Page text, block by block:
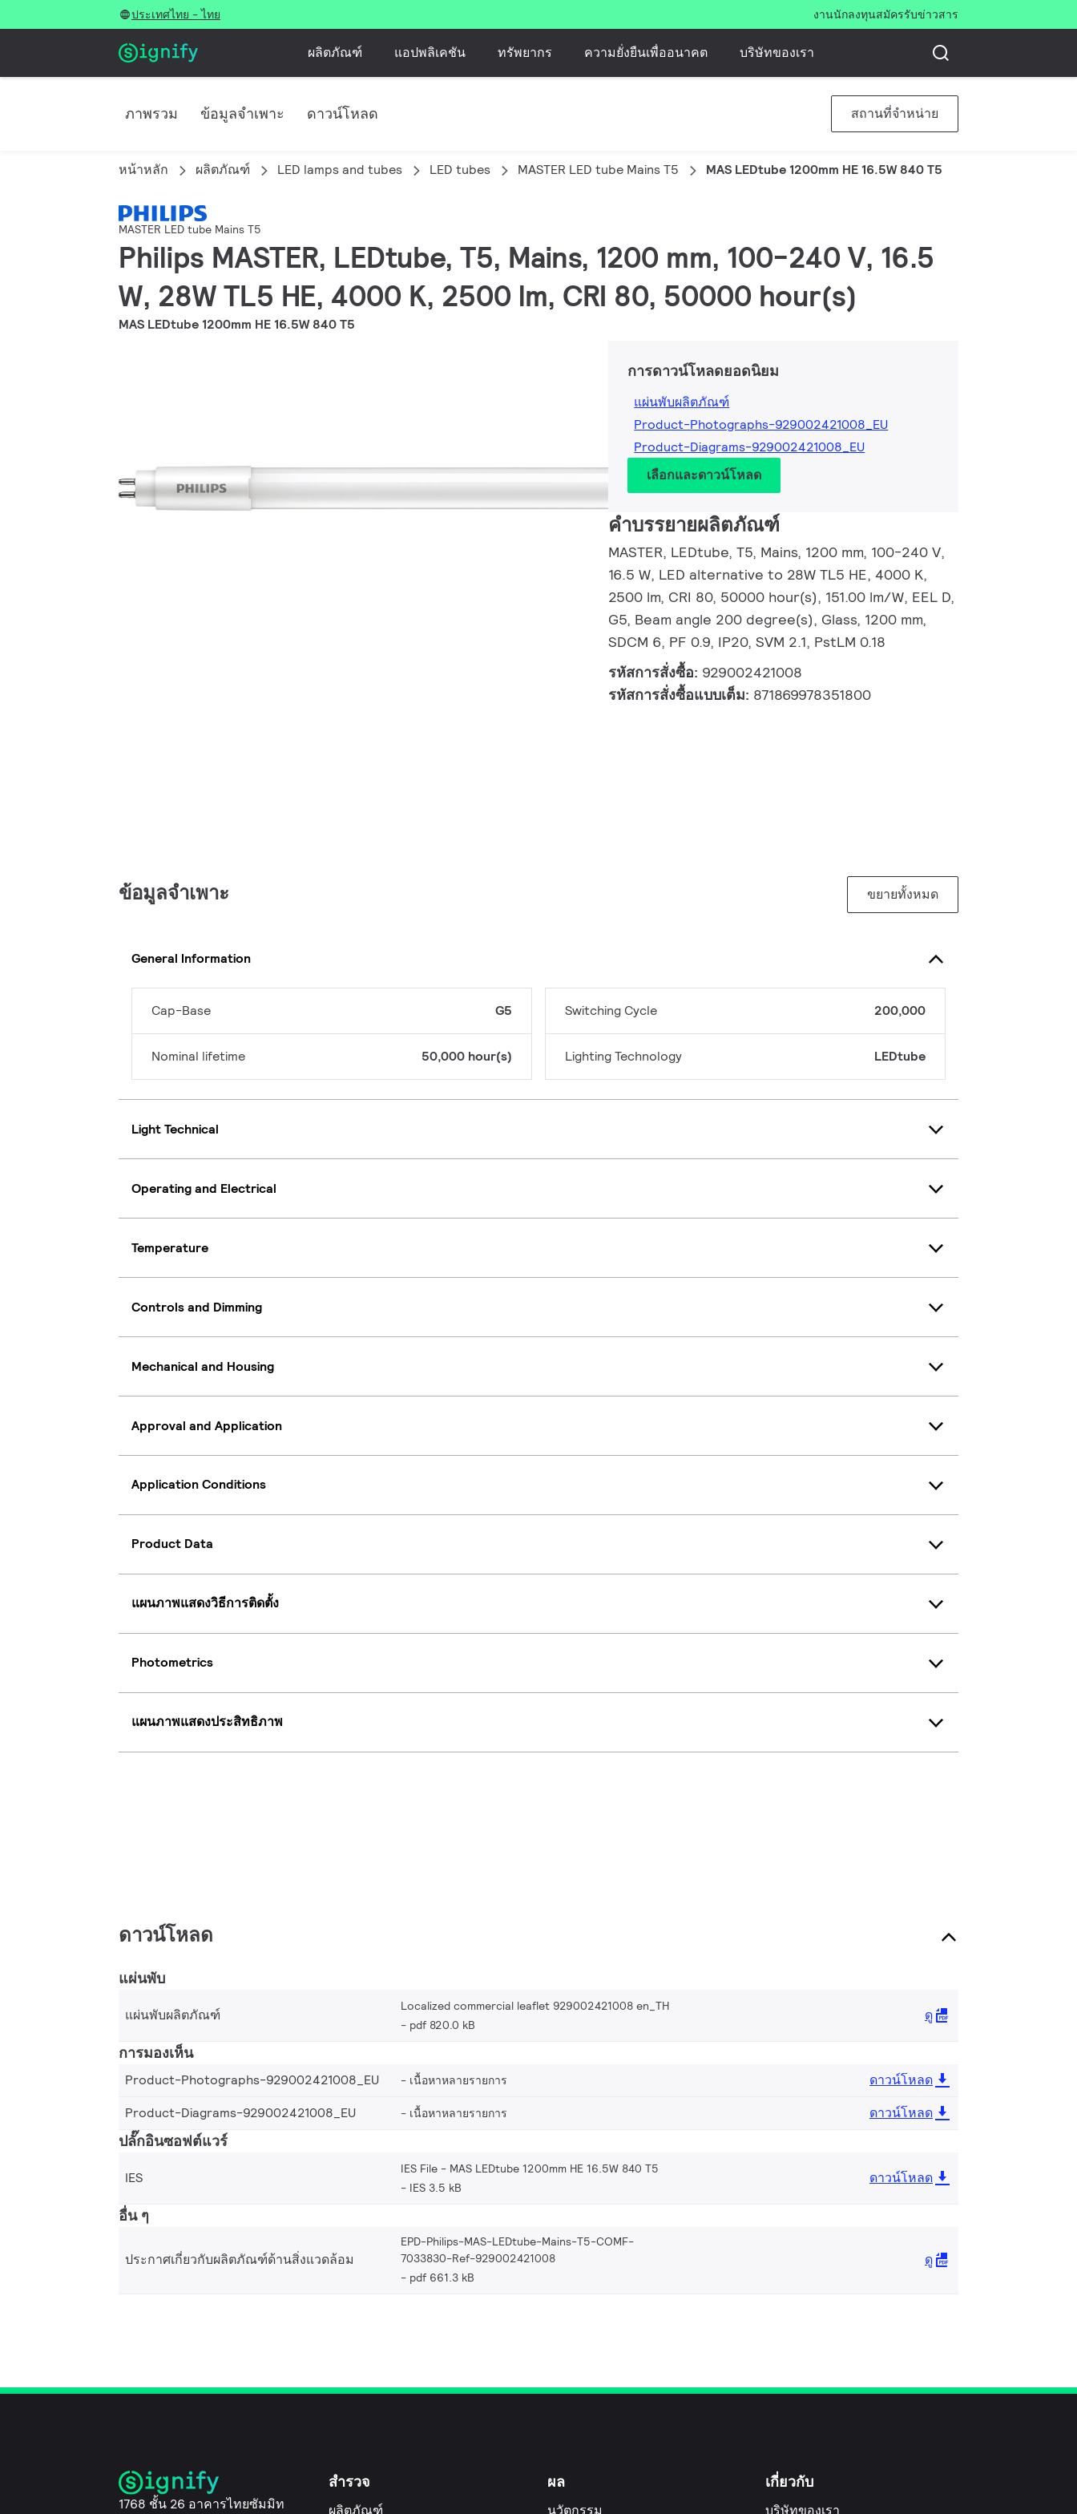
ประเทศไทย - ไทย งานนักลงทุนสมัครรับข่าวสาร
ผลิตภัณฑ์ แอปพลิเคชัน ทรัพยากร ความยั่งยืนเพื่ออนาคต บริษัทของเรา
ภาพรวม ข้อมูลจำเพาะ ดาวน์โหลด สถานที่จำหน่าย
หน้าหลัก ผลิตภัณฑ์ LED lamps and tubes LED tubes MASTER LED tube Mains T5 MAS LEDtube 1200mm HE 16.5W 840 T5
MASTER LED tube Mains T5
Philips MASTER, LEDtube, T5, Mains, 1200 mm, 100-240 V, 16.5
W, 28W TL5 HE, 4000 K, 2500 lm, CRI 80, 50000 hour(s)
MAS LEDtube 1200mm HE 16.5W 840 T5
การดาวน์โหลดยอดนิยม
แผ่นพับผลิตภัณฑ์
Product-Photographs-929002421008_EU
Product-Diagrams-929002421008_EU
เลือกและดาวน์โหลด
คำบรรยายผลิตภัณฑ์
MASTER, LEDtube, T5, Mains, 1200 mm, 100-240 V,
16.5 W, LED alternative to 28W TL5 HE, 4000 K,
2500 lm, CRI 80, 50000 hour(s), 151.00 lm/W, EEL D,
G5, Beam angle 200 degree(s), Glass, 1200 mm,
SDCM 6, PF 0.9, IP20, SVM 2.1, PstLM 0.18
รหัสการสั่งซื้อ: 929002421008
รหัสการสั่งซื้อแบบเต็ม: 871869978351800
ข้อมูลจำเพาะ ขยายทั้งหมด
General Information
Cap-Base G5
Nominal lifetime 50,000 hour(s)
Switching Cycle 200,000
Lighting Technology LEDtube
Light Technical
Operating and Electrical
Temperature
Controls and Dimming
Mechanical and Housing
Approval and Application
Application Conditions
Product Data
แผนภาพแสดงวิธีการติดตั้ง
Photometrics
แผนภาพแสดงประสิทธิภาพ
ดาวน์โหลด
แผ่นพับ
แผ่นพับผลิตภัณฑ์
Localized commercial leaflet 929002421008 en_TH
pdf 820.0 kB
ดู
การมองเห็น
Product-Photographs-929002421008_EU เนื้อหาหลายรายการ
ดาวน์โหลด
Product-Diagrams-929002421008_EU
เนื้อหาหลายรายการ ดาวน์โหลด
ปลั๊กอินซอฟต์แวร์
IES
IES File - MAS LEDtube 1200mm HE 16.5W 840 T5
IES 3.5 kB
ดาวน์โหลด
อื่น ๆ
ประกาศเกี่ยวกับผลิตภัณฑ์ด้านสิ่งแวดล้อม
EPD-Philips-MAS-LEDtube-Mains-T5-COMF-
7033830-Ref-929002421008
pdf 661.3 kB
ดู
1768 ชั้น 26 อาคารไทยซัมมิท
สำรวจ
ผลิตภัณฑ์
ผล
นวัตกรรม
เกี่ยวกับ
บริษัทของเรา